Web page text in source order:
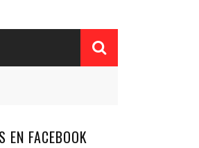
EN FACEBOOK